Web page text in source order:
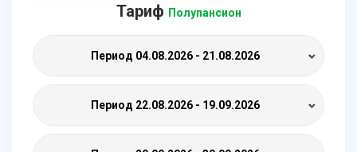
Тариф Полупансион
Период 04.08.2026 - 21.08.2026
Период 22.08.2026 - 19.09.2026